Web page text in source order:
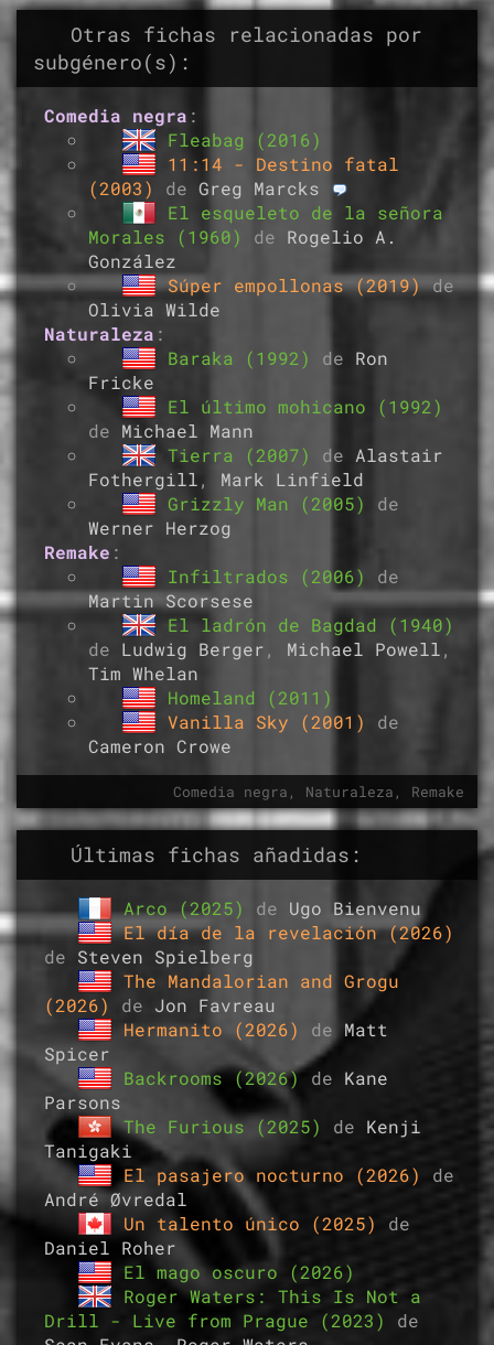
Otras fichas relacionadas por
subgénero(s):
Comedia negra :
Fleabag (2016)
11:14 - Destino fatal
(2003) de Greg Marcks
El esqueleto de la señora
Morales (1960) de Rogelio A.
González
Súper empollonas (2019)de
Olivia Wilde
Naturaleza :
Baraka (1992) de Ron
Fricke
El último mohicano (1992)
de Michael Mann
Tierra (2007) de Alastair
Fothergill, Mark Linfield
Grizzly Man (2005) de
Werner Herzog
Remake :
Infiltrados (2006) de
Martin Scorsese
El ladrón de Bagdad (1940)
de Ludwig Berger, Michael Powell,
Tim Whelan
Homeland (2011)
Vanilla Sky (2001) de
Cameron Crowe
Comedia negra, Naturaleza, Remake
Últimas fichas añadidas:
Arco (2025) de Ugo Bienvenu
El día de la revelación (2026)
de Steven Spielberg
The Mandalorian and Grogu
(2026) de Jon Favreau
Hermanito (2026) de Matt
Spicer
Backrooms (2026) de Kane
Parsons
The Furious (2025) de Kenji
Tanigaki
El pasajero nocturno (2026) de
André Øvredal
Un talento único (2025) de
Daniel Roher
El mago oscuro (2026)
Roger Waters: This Is Not a
Drill - Live from Prague (2023) de